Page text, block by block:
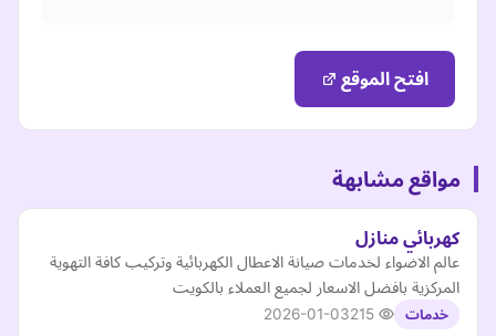
افتح الموقع
مواقع مشابهة
كهربائي منازل
عالم الاضواء لخدمات صيانة الاعطال الكهربائية وتركيب كافة التهوية
المركزية بافضل الاسعار لجميع العملاء بالكويت
خدمات 2026-01-03